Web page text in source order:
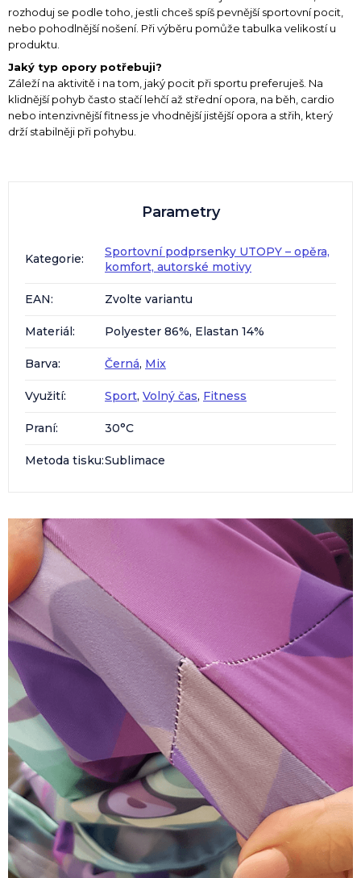
rozhoduj se podle toho, jestli chceš spíš pevnější sportovní pocit,
nebo pohodlnější nošení. Při výběru pomůže tabulka velikostí u
produktu.
Jaký typ opory potřebuji?
Záleží na aktivitě i na tom, jaký pocit při sportu preferuješ. Na
klidnější pohyb často stačí lehčí až střední opora, na běh, cardio
nebo intenzivnější fitness je vhodnější jistější opora a střih, který
drží stabilněji při pohybu.
Parametry
Kategorie:
Sportovní podprsenky UTOPY – opěra,
komfort, autorské motivy
EAN: Zvolte variantu
Materiál: Polyester 86%, Elastan 14%
Barva: Černá, Mix
Využití: Sport, Volný čas, Fitness
Praní: 30°C
Metoda tisku:Sublimace